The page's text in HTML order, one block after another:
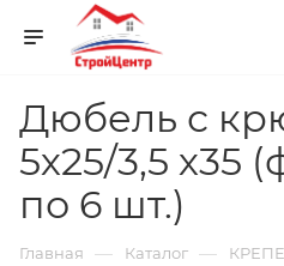
Дюбель с
5х25/3,5 х35
по 6 шт.)
Главная — Каталог —